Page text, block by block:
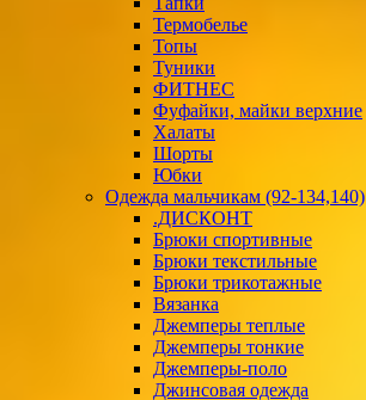
Термобелье
Топы
Туники
ФИТНЕС
Фуфайки, майки верхние
Халаты
Шорты
Юбки
Одежда мальчикам (92-134,140)
.ДИСКОНТ
Брюки спортивные
Брюки текстильные
Брюки трикотажные
Вязанка
Джемперы теплые
Джемперы тонкие
Джемперы-поло
Джинсовая одежда